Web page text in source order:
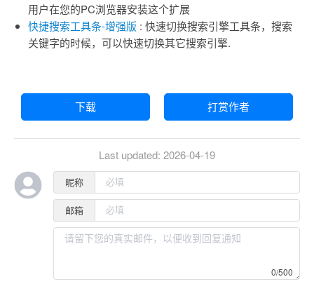
用户在您的PC浏览器安装这个扩展
快捷搜索工具条-增强版 : 快速切换搜索引擎工具条，搜索
关键字的时候，可以快速切换其它搜索引擎.
下载 打赏作者
Last updated: 2026-04-19
昵称
邮箱
0/500